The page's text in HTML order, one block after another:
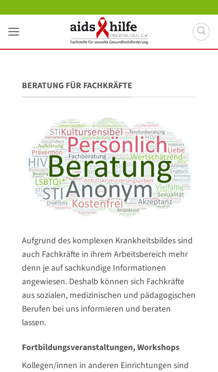
springen
BERATUNG FÜR FACHKRÄFTE
Aufgrund des komplexen Krankheitsbildes sind
auch Fachkräfte in ihrem Arbeitsbereich mehr
denn je auf sachkundige Informationen
angewiesen. Deshalb können sich Fachkräfte
aus sozialen, medizinischen und pädagogischen
Berufen bei uns informieren und beraten
lassen.
Fortbildungsveranstaltungen, Workshops
Kollegen/innen in anderen Einrichtungen sind